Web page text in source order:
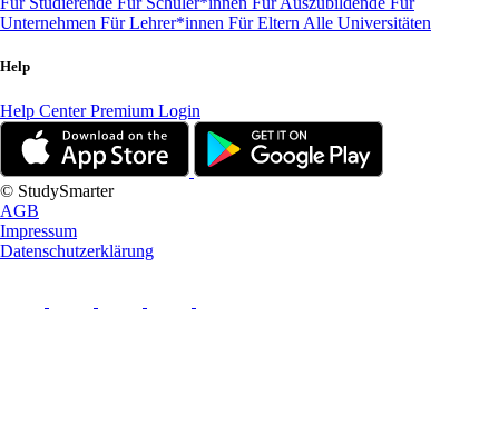
Unternehmen Für Lehrer*innen Für Eltern Alle Universitäten
Help
Help CenterPremium Login
© StudySmarter
AGB
Impressum
Datenschutzerklärung